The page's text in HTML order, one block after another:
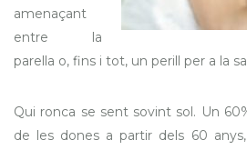
amenaçant
entre la
parella o, fins i tot, un perill per a la
Qui ronca se sent sovint sol. Un
de les dones a partir dels 60